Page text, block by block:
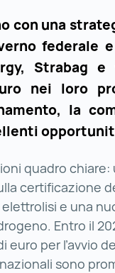
con una
federale
Strabag
nei loro
la
quadro chiare:
certificazione
e una
Entro il
per l’avvio
sono